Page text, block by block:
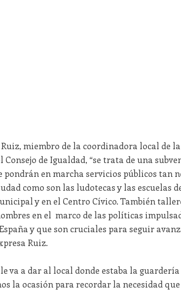
miembro de la coordinadora local de
de Igualdad, “se trata de una
pondrán en marcha servicios públicos tan
como son las ludotecas y las escuelas
y en el Centro Cívico. También
en el marco de las políticas
y que son cruciales para seguir
Ruiz.
va a dar al local donde estaba la
la ocasión para recordar la necesidad